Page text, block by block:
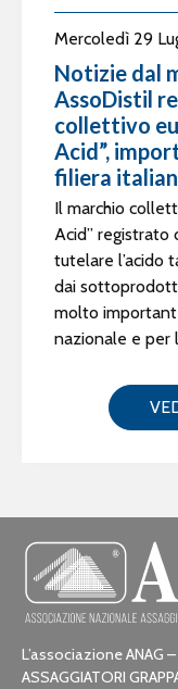
Mercoledì 29
Notizie dal
AssoDistil
collettivo
Acid”,
filiera
Il marchio
Acid” registrato
tutelare l’acido
dai
molto
nazionale e per
L’associazione ANAG
ASSAGGIATORI